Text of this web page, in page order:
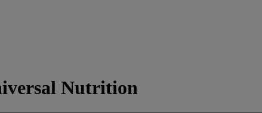
Nutrition